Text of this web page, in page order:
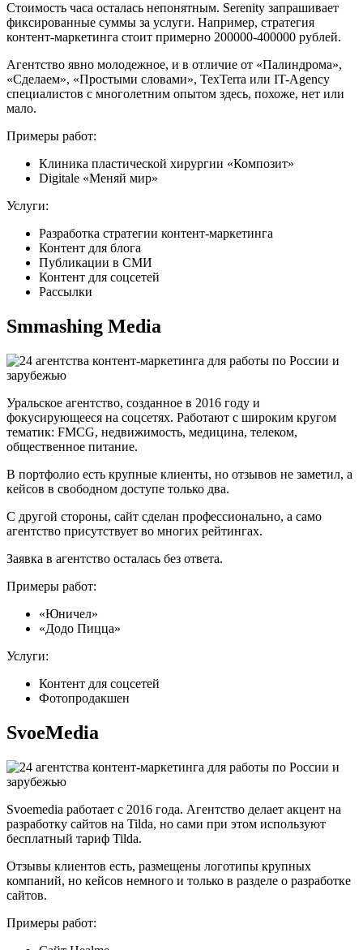
Стоимость часа осталась непонятным. Serenity запрашивает
фиксированные суммы за услуги. Например, стратегия
контент-маркетинга стоит примерно 200000-400000 рублей.
Агентство явно молодежное, и в отличие от «Палиндрома»,
«Сделаем», «Простыми словами», TexTerra или IT-Agency
специалистов с многолетним опытом здесь, похоже, нет или
мало.
Примеры работ:
Клиника пластической хирургии «Композит»
Digitale «Меняй мир»
Услуги:
Разработка стратегии контент-маркетинга
Контент для блога
Публикации в СМИ
Контент для соцсетей
Рассылки
Smmashing Media
Уральское агентство, созданное в 2016 году и
фокусирующееся на соцсетях. Работают с широким кругом
тематик: FMCG, недвижимость, медицина, телеком,
общественное питание.
В портфолио есть крупные клиенты, но отзывов не заметил, а
кейсов в свободном доступе только два.
С другой стороны, сайт сделан профессионально, а само
агентство присутствует во многих рейтингах.
Заявка в агентство осталась без ответа.
Примеры работ:
«Юничел»
«Додо Пицца»
Услуги:
Контент для соцсетей
Фотопродакшен
SvoeMedia
Svoemedia работает с 2016 года. Агентство делает акцент на
разработку сайтов на Tilda, но сами при этом используют
бесплатный тариф Tilda.
Отзывы клиентов есть, размещены логотипы крупных
компаний, но кейсов немного и только в разделе о разработке
сайтов.
Примеры работ: